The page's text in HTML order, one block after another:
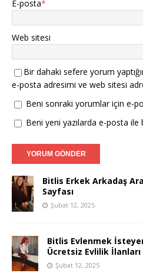
E-posta*
Web sitesi
Bir dahaki sefere yorum
e-posta adresimi ve web sitesi
Beni sonraki yorumlar için e-
Beni yeni yazılarda e-posta ile
Bitlis Erkek Arkadaş
Sayfası
Şubat 12, 2025
Bitlis Evlenmek
Ücretsiz Evlilik İlanları
Şubat 12, 2025